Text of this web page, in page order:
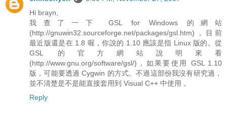
Hi brayn,
我查了一下 GSL for Windows 的網站
(http://gnuwin32.sourceforge.net/packages/gsl.htm)，目前
最近版還是在 1.8 喔，你說的 1.10 應該是指 Linux 版的。從
GSL 的官方網站說明來看
(http://www.gnu.org/software/gsl/)，如果要使用 GSL 1.10
版，可能要透過 Cygwin 的方式。不過這部份我沒有研究過，
並不清楚是不是能直接套用到 Visual C++ 中使用 。
Reply